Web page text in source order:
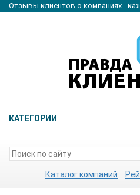
Отзывы клиентов о компаниях -
КАТЕГОРИИ
Каталог компаний